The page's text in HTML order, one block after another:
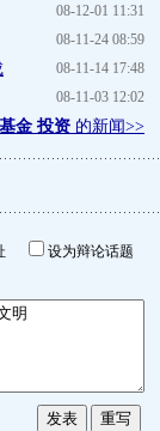
08-12-01 11:31
08-11-24 08:59
08-11-14 17:48
08-11-03 12:02
基金 投资 的新闻>>
设为辩论话题